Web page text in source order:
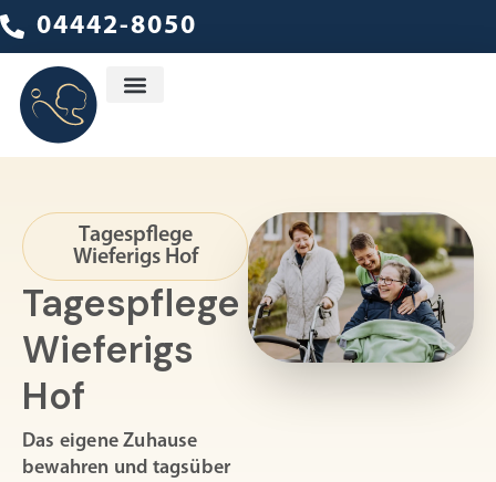
04442-8050
Tagespflege
Wieferigs Hof
Tagespflege
Wieferigs
Hof
Das eigene Zuhause
bewahren und tagsüber